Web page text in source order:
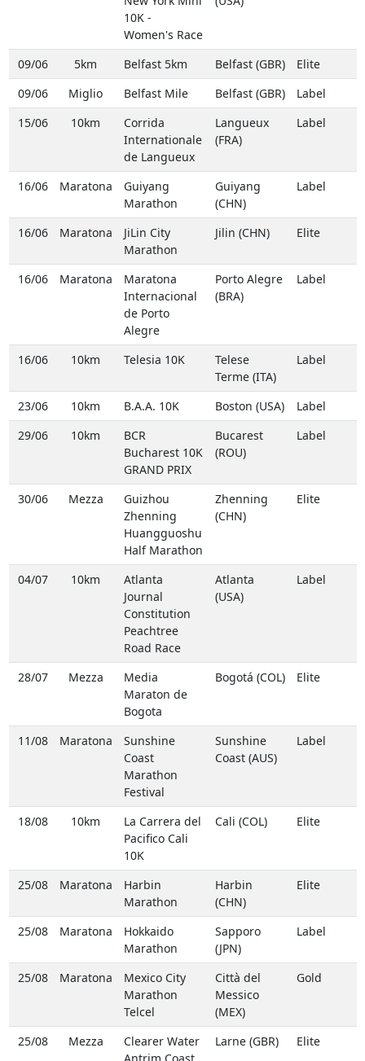
10K -
Women's Race
09/06 5km Belfast 5km Belfast (GBR)
Elite
09/06
Miglio Belfast Mile Belfast (GBR)
Label
15/06
10km
Corrida
Internationale
de Langueux
Langueux
(FRA)
Label
16/06 Maratona
Guiyang
Marathon
Guiyang
(CHN)
Label
16/06 Maratona
JiLin City
Marathon
Jilin (CHN) Elite
16/06 Maratona
Maratona
Internacional
de Porto
Alegre
Porto Alegre
(BRA)
Label
16/06 10km Telesia 10K
Telese
Terme (ITA)
Label
23/06 10km B.A.A. 10K Boston (USA)
Label
29/06
10km
BCR
Bucharest 10K
GRAND PRIX
Bucarest
(ROU)
Label
30/06 Mezza
Guizhou
Zhenning
Huangguoshu
Half Marathon
Zhenning
(CHN)
Elite
04/07 10km
Atlanta
Journal
Constitution
Peachtree
Road Race
Atlanta
(USA)
Label
28/07 Mezza
Media
Maraton de
Bogota
Bogotá (COL) Elite
11/08 Maratona
Sunshine
Coast
Marathon
Festival
Sunshine
Coast (AUS)
Label
18/08 10km
La Carrera del
Pacifico Cali
10K
Cali (COL) Elite
25/08 Maratona
Harbin
Marathon
Harbin
(CHN)
Elite
25/08 Maratona
Hokkaido
Marathon
Sapporo
(JPN)
Label
25/08 Maratona
Mexico City
Marathon
Telcel
Città del
Messico
(MEX)
Gold
25/08 Mezza
Clearer Water
Larne (GBR) Elite